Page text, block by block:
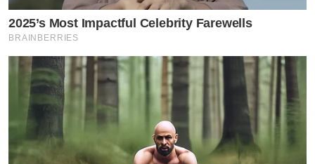
2025’s Most Impactful Celebrity Farewells
BRAINBERRIES